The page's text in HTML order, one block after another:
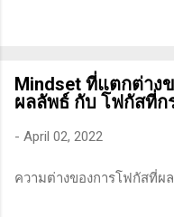
ในอนาคต การลงรายละเ
สามารถเข้าใจตลาดและรู้
วิธีการที่พิสูจน์แล้วว่าทำเงิ
การมีระบบหรือกลยุทธ์ที่ชัด
ใช้ได้เมื่อตลาดมีการเปลี่ยน
Mindset ที่แตกต่าง
ผลลัพธ์ กับ โฟกัสที่ก
- April 02, 2022
ความต่างของการโฟกัสที่ผ